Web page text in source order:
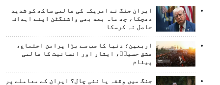
ایران جنگ نے امریکہ کی عالمی ساکھ کو شدید
دھچکا، چھ ماہ بعد بھی واشنگٹن اپنے اہداف
حاصل نہ کرسکا
اربعین؛ دنیا کا سب سے بڑا پرامن اجتماع،
عشق حسینؑ، ایثار اور انسانیت کا عالمی
پیغام
جنگ میں وقفہ یا نئی چال؟ ایران کے معاملے پر